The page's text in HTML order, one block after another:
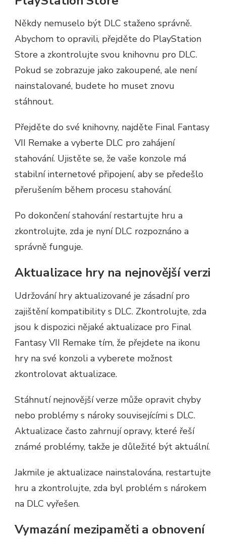
Někdy nemuselo být DLC staženo správně.
Abychom to opravili, přejděte do PlayStation
Store a zkontrolujte svou knihovnu pro DLC.
Pokud se zobrazuje jako zakoupené, ale není
nainstalované, budete ho muset znovu
stáhnout.
Přejděte do své knihovny, najděte Final Fantasy
VII Remake a vyberte DLC pro zahájení
stahování. Ujistěte se, že vaše konzole má
stabilní internetové připojení, aby se předešlo
přerušením během procesu stahování.
Po dokončení stahování restartujte hru a
zkontrolujte, zda je nyní DLC rozpoznáno a
správně funguje.
Aktualizace hry na nejnovější verzi
Udržování hry aktualizované je zásadní pro
zajištění kompatibility s DLC. Zkontrolujte, zda
jsou k dispozici nějaké aktualizace pro Final
Fantasy VII Remake tím, že přejdete na ikonu
hry na své konzoli a vyberete možnost
zkontrolovat aktualizace.
Stáhnutí nejnovější verze může opravit chyby
nebo problémy s nároky souvisejícími s DLC.
Aktualizace často zahrnují opravy, které řeší
známé problémy, takže je důležité být aktuální.
Jakmile je aktualizace nainstalována, restartujte
hru a zkontrolujte, zda byl problém s nárokem
na DLC vyřešen.
Vymazání mezipaměti a obnovení